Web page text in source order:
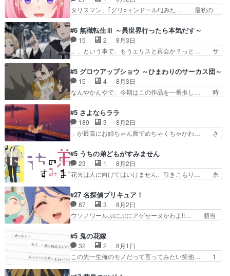
話佐々木が実年齢以上…
は描かず白く靄がかった小春ちゃん… 光も感じな
い完全な盲目なんやね…おめかし… 母役に能登さ
も描かれていて良かった本当… 股に海豚を挟み水
上バスでの会話を反芻…恋… OPEDとも無人バー
ジョンから主人公２人…
タリスマン、｢グリ○ィンドール!!｣みた… 最初の
ホントスピカが大好きだよね。ツン… 一等級ポテ
ンシャルのアリアちゃん可愛くて… そういや、ア
リアは能力は最上級のくせに、… とうとうアリア
と直接競う場がきたこれまで… 毎度ながらのスピ
マン趣味ダダ漏れで好き… 期末試験が始まろうと
しておりスピカは対策… 能力鑑定胸像タリスマン
氏容姿も評価してし…
#6 無職転生Ⅲ ～異世界行ったら本気だす～
15 2
8月3日
」、という事で、もうエリスと再会か？っと… サ
関係の清算が粛々と進められているサラ… サラと
の関係に対して完全に「昔の女」とし… ルーシー
にデレるルディが完全に親バカで微… サラとは会
ってほしいちゃんとした別れ方し… サラは未練0
キャラモヤモヤする別れ方だ… 役で出演させてい
ただきました！よろしくお… 毎クールメインヒロ
インを好きになっちゃう…
#5 グロウアップショウ ～ひまわりのサーカス団～
15 4
8月3日
なんやかんやで、今期はこの作品を一番推し… 時
愛すぎるな楠木ともりちゃんのね… デフォルメさ
れた表情が特に多かったのが印… 葵＆茜の回も良
きでした。あの証拠写真、ひ… 互いが互いのこと
を想っているのにすれ違っ… 第５話をｄアニメス
んと練習したい〟と言… 本当この作品は「キャ
ラ」を活かすのがうま… みずかちゃんの介入で双
子の仲にヒビが………
#5 さよならララ
189 3
8月2日
」が最高にお姉ちゃん面でめちゃくちゃかわ… さ
を振り切ってみんなに謝ったララの思い… 仕事に
馴染めない辺り観ていて苦しいところ… ララちゃ
んの事情はもう少し皆に話して良い… ララと茉里
とで初のアルバイト。七転八倒し… 労働するプリ
てケーキ食べて、帰りにカメ… ララが働く事での
てんやわんや。働いて大変… 地道に働き人と関わ
る日々の中に愛を見いだ…
#5 うちの弟どもがすみません
23 1
8月2日
花火は人に向けてはいけません。引きこもり… 糸
お名前を見たんだけどあの中村大樹さん… 糸ちゃ
んカッケー、色んな意味でwゲームが… 姉から性
的興奮覚えてないよね？なんて言わ… テーマ：引
きこもりの理由感想は、久しぶり… 元ゲーマーな
んの距離感おかしいね(*´… 糸と源ははよ好きお
うとると言わんかい！引… ショウくんと対等に話
すためにゲームをする…
#27 名探偵プリキュア！
87 3
8月2日
ウソノワールぷにぷにアゲセーヌかわよ!!… 順当
取り戻し正式に探偵事務所で働き始め… ポワロ、
元ネタを解説して原作に誘導するの… くれあさん
の探偵としての初事件にしてちょ… ・急にクイズ
番組が始まったw・妖精ウソノ… るるかの助手だ
#5 鬼の花嫁
32 2
8月1日
この先一生俺のモノだって言ってみたい笑他… 1